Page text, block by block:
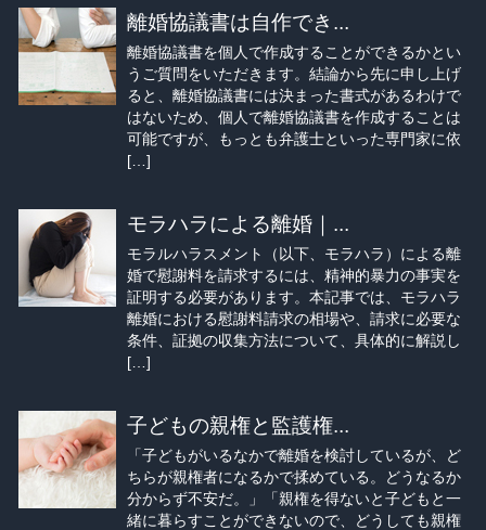
離婚協議書は自作でき...
離婚協議書を個人で作成することができるかとい
うご質問をいただきます。結論から先に申し上げ
ると、離婚協議書には決まった書式があるわけで
はないため、個人で離婚協議書を作成することは
可能ですが、もっとも弁護士といった専門家に依
[…]
モラハラによる離婚｜...
モラルハラスメント（以下、モラハラ）による離
婚で慰謝料を請求するには、精神的暴力の事実を
証明する必要があります。本記事では、モラハラ
離婚における慰謝料請求の相場や、請求に必要な
条件、証拠の収集方法について、具体的に解説し
[…]
子どもの親権と監護権...
「子どもがいるなかで離婚を検討しているが、ど
ちらが親権者になるかで揉めている。どうなるか
分からず不安だ。」「親権を得ないと子どもと一
緒に暮らすことができないので、どうしても親権